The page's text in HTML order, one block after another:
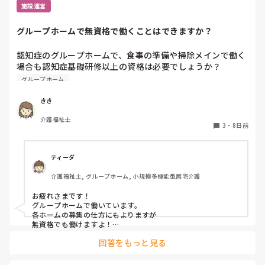
施設運営
グループホームで無資格で働くことはできますか？
認知症のグループホームで、食事の準備や掃除メインで働く
場合も認知症基礎研修以上の資格は必要でしょうか？
無資格でも大丈夫でしょうか？
グループホーム
きき
介護福祉士
3 ・ 8日前
ティーダ
介護福祉士, グループホーム, 小規模多機能型居宅介護
お疲れさまです！
グループホームで働いています。
各ホームの募集の仕方にもよりますが
無資格でも働けますよ！
認知症に関してはもしかしたら
回答をもっと見る